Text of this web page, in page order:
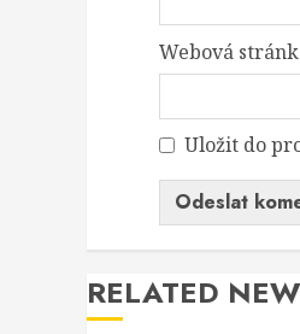
Webová
Uložit do
RELATED